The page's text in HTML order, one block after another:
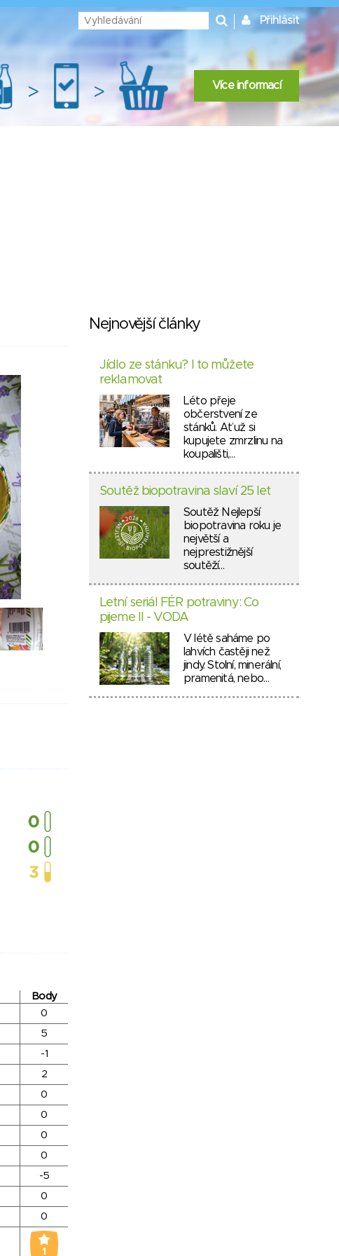
Přihlásit
> > Více informací
Body
0
5
-1
2
0
0
0
0
-5
0
0
1
Nejnovější články
Jídlo ze stánku? I to můžete
reklamovat
Léto přeje
občerstvení ze
stánků. Ať už si
kupujete zmrzlinu na
koupališti,…
Soutěž biopotravina slaví 25 let
Soutěž Nejlepší
biopotravina roku je
největší a
nejprestižnější
soutěží…
Letní seriál FÉR potraviny: Co
pijeme II - VODA
V létě saháme po
lahvích častěji než
jindy. Stolní, minerální,
pramenitá, nebo…